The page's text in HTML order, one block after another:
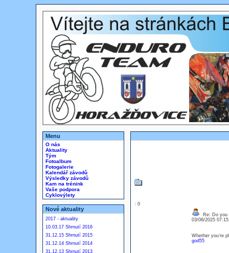
Menu
O nás
Aktuality
Tým
Fotoalbum
Fotogalerie
Kalendář závodů
Výsledky závodů
Kam na trénink
Vaše podpora
Cyklovýlety
Nové aktuality
2017 - aktuality
10.03.17 Shrnutí 2016
31.12.15 Shrnutí 2015
31.12.14 Shrnutí 2014
31.12.13 Shrnutí 2013
: 0
Re: Do you
03/06/2025
Whether you’re
god55